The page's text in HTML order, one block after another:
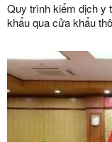
Quy trình kiểm dịch y
khẩu qua cửa khẩu
dụng vận chuyển
cửa khẩu quốc tế
Quốc)